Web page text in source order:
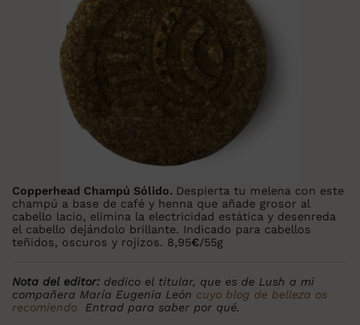
Copperhead Champú Sólido. Despierta tu melena con este
champú a base de café y henna que añade grosor al
cabello lacio, elimina la electricidad estática y desenreda
el cabello dejándolo brillante. Indicado para cabellos
teñidos, oscuros y rojizos. 8,95€/55g
Nota del editor: dedico el titular, que es de Lush a mi
compañera María Eugenia León cuyo blog de belleza os
recomiendo Entrad para saber por qué.